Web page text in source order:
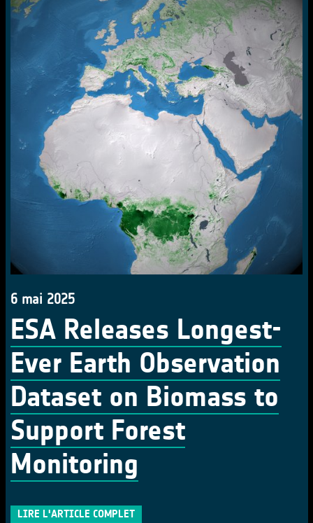
6 mai 2025
ESA Releases Longest-
Ever Earth Observation
Dataset on Biomass to
Support Forest
Monitoring
LIRE L'ARTICLE COMPLET